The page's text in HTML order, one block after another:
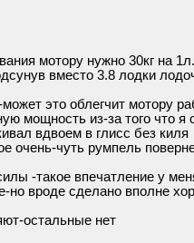
мотору нужно 30кг на
вместо 3.8 лодки
это облегчит мотору
мощность из-за того что я
вдвоем в глисс без киля
очень-чуть румпель
-такое впечатление у
но вроде сделано вполне
остальные нет